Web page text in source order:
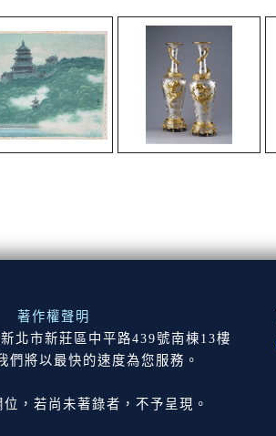
著作權聲明
北市新莊區中平路439號南棟13樓
將以最快的速度為您服務。
，若尚未著錄者，不予呈現。